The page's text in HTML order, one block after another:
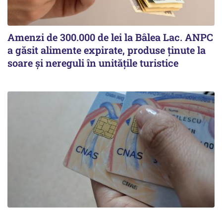
Amenzi de 300.000 de lei la Bâlea Lac. ANPC
a găsit alimente expirate, produse ținute la
soare și nereguli în unitățile turistice